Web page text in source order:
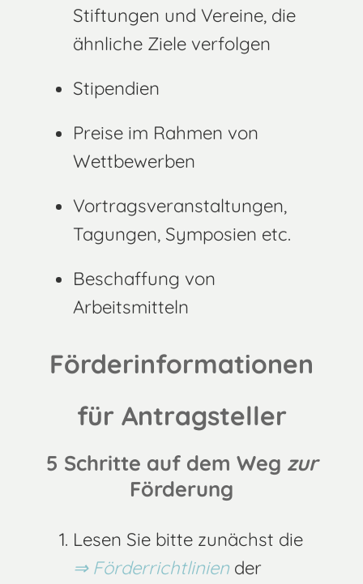
Stiftungen und Vereine, die
ähnliche Ziele verfolgen
Stipendien
Preise im Rahmen von
Wettbewerben
Vortragsveranstaltungen,
Tagungen, Symposien etc.
Beschaffung von
Arbeitsmitteln
Förderinformationen
für Antragsteller
5 Schritte auf dem Weg zur
Förderung
Lesen Sie bitte zunächst die
Förderrichtlinien der